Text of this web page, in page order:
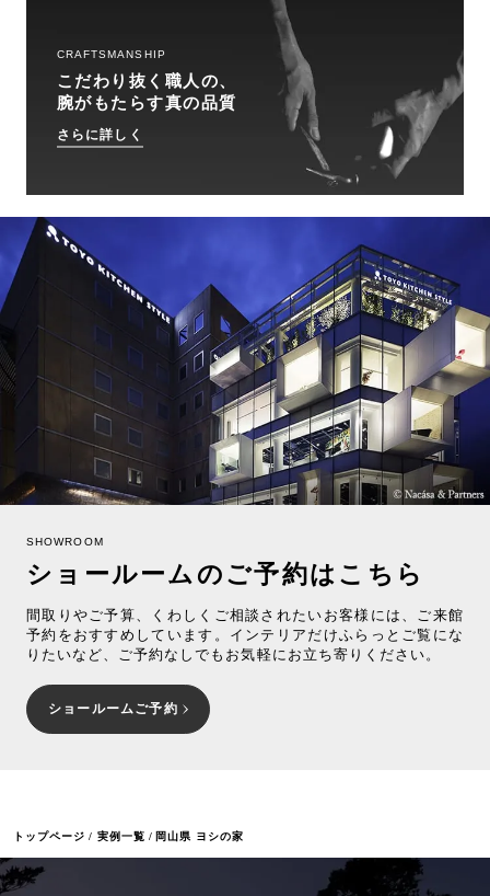
トップページ 実例一覧 岡山県 ヨシの家
CRAFTSMANSHIP
こだわり抜く職人の、
腕がもたらす真の品質
さらに詳しく
SHOWROOM
ショールームのご予約はこちら
間取りやご予算、くわしくご相談されたいお客様には、ご来館
予約をおすすめしています。インテリアだけふらっとご覧にな
りたいなど、ご予約なしでもお気軽にお立ち寄りください。
ショールームご予約